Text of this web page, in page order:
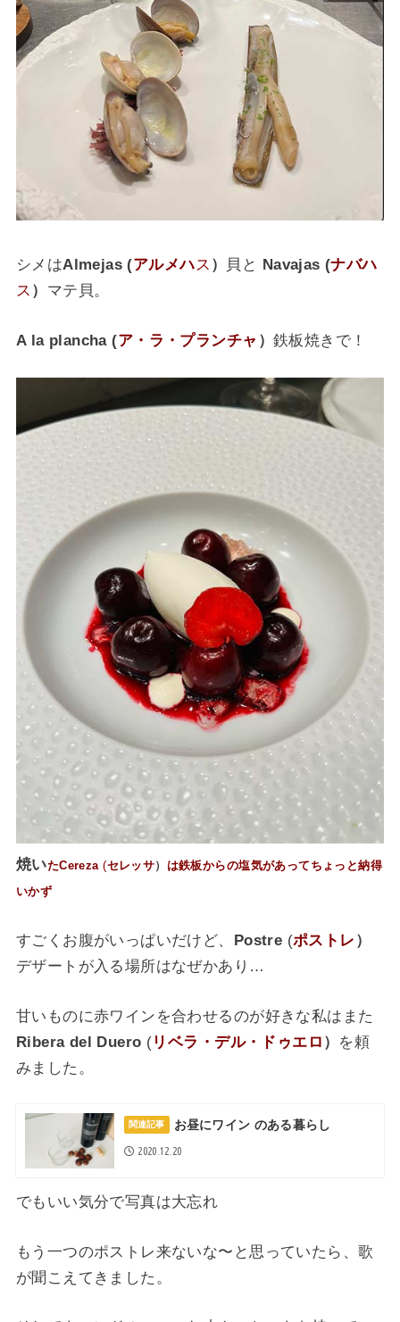
シメはAlmejas (アルメハス ） 貝と Navajas (ナバハ
ス ） マテ貝。
A la plancha (ア・ラ・プランチャ ） 鉄板焼きで！
焼いたCereza(セレッサ） は鉄板からの塩気があってちょっと納得
いかず
すごくお腹がいっぱいだけど、 Postre (ポストレ ）
デザートが入る場所はなぜかあり…
甘いものに赤ワインを合わせるのが好きな私はまた
Ribera del Duero ( リベラ・デル・ドゥエロ ） を頼
みました。
関連記事 お昼にワイン のある暮らし
2020.12.20
でもいい気分で写真は大忘れ
もう一つのポストレ来ないな〜と思っていたら、歌
が聞こえてきました。